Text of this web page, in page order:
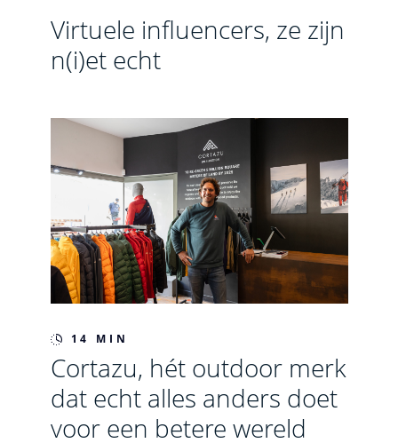
Virtuele influencers, ze zijn
n(i)et echt
14 MIN
Cortazu, hét outdoor merk
dat echt alles anders doet
voor een betere wereld